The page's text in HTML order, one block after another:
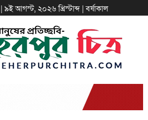
৯ই আগস্ট, ২০২৬ খ্রিস্টাব্দ | বর্ষাকাল